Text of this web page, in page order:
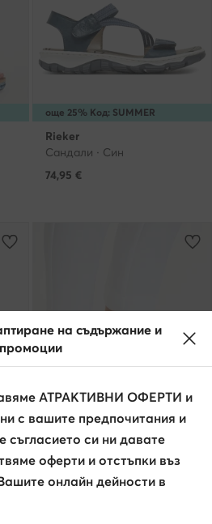
още 25% Код: SUMMER
Rieker
Сандали · Син
74,95 €
още 35% Код: SUMMER
Laura Vita
Сандали · Син
на съдържание и
промоции
АТРАКТИВНИ ОФЕРТИ и
с вашите предпочитания и
съгласието си ни давате
оферти и отстъпки въз
онлайн дейности в